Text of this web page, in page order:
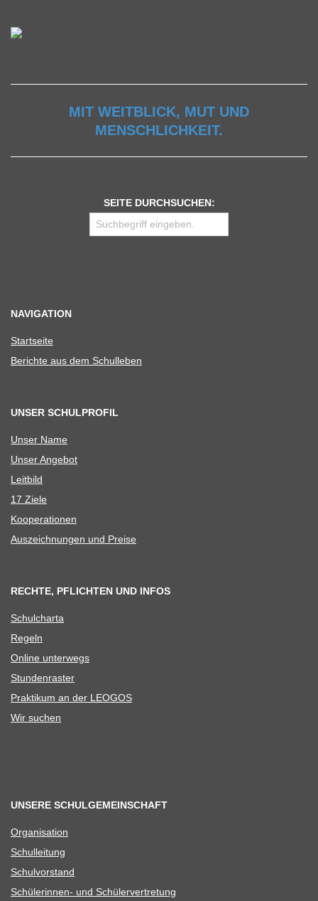
MIT WEITBLICK, MUT UND
MENSCHLICHKEIT.
SEITE DURCHSUCHEN:
NAVIGATION
Start­seite
Berichte aus dem Schulleben
UNSER SCHULPROFIL
Unser Name
Unser Ange­bot
Leit­bild
17 Ziele
Koope­ra­tio­nen
Aus­zeich­nun­gen und Preise
RECHTE, PFLICHTEN UND INFOS
Schul­charta
Regeln
Online unter­wegs
Stun­den­ras­ter
Prak­ti­kum an der LEOGOS
Wir suchen
UNSERE SCHULGEMEINSCHAFT
Orga­ni­sa­tion
Schul­lei­tung
Schul­vor­stand
Schü­le­rin­nen- und Schülervertretung